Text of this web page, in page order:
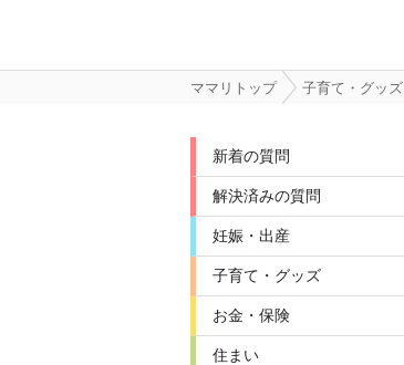
ママリトップ 子育て・グッズ
新着の質問
解決済みの質問
妊娠・出産
子育て・グッズ
お金・保険
住まい